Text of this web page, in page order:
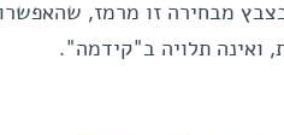
מבחירה זו מרמז,
ואינה תלויה ב"קידמה".